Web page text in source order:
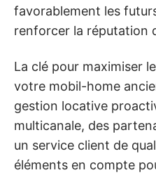
favorablement les
renforcer la réputation
La clé pour maximiser
votre mobil-home
gestion locative
multicanale, des
un service client de
éléments en compte